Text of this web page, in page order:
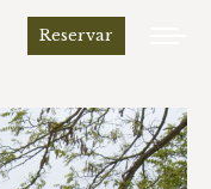
Reservar